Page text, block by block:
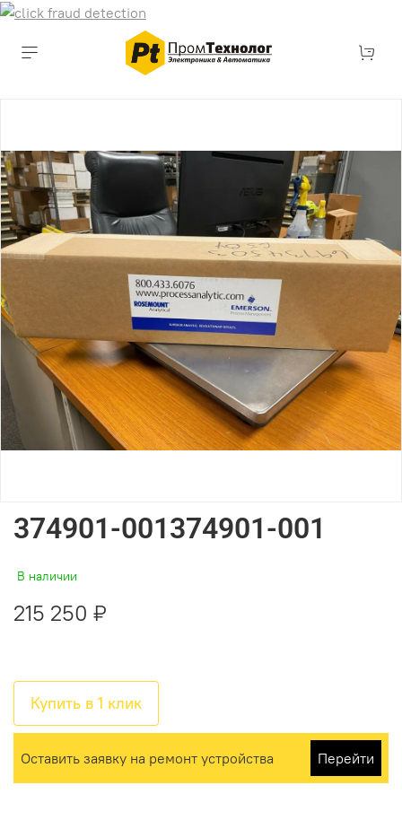
374901-001374901-001
В наличии
215 250 ₽
Купить в 1 клик
Оставить заявку на ремонт устройства Перейти